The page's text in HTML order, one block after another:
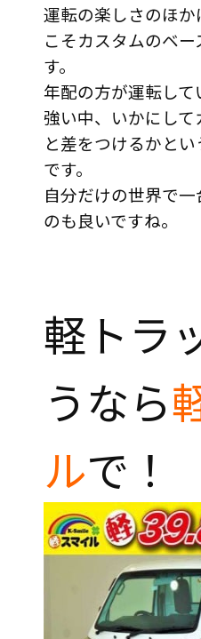
運転の楽しさのほ
こそカスタムのベ
す。
年配の方が運転し
強い中、いかにし
と差をつけるかと
です。
自分だけの世界で
のも良いですね。
軽トラ
うなら
ルで！